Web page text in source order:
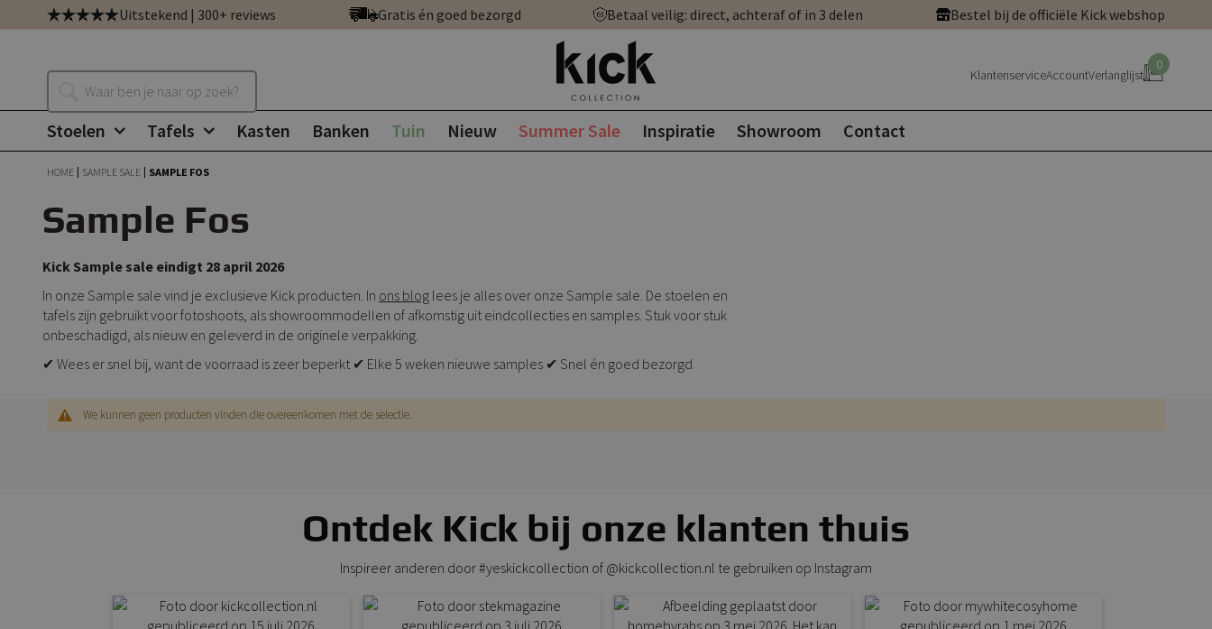
Ga
direct
naar
inhoud
Uitstekend | 300+ reviews Gratis én goed bezorgd Betaal veilig: direct, achteraf of in 3 delen Bestel bij de officiële Kick webshop
Zoeken
KlantenserviceAccountVerlanglijst
0
Stoelen Tafels Kasten Banken Tuin Nieuw Summer Sale Inspiratie Showroom Contact
HOME SAMPLE SALE SAMPLE FOS
Sample Fos
Kick Sample sale eindigt 28 april 2026
In onze Sample sale vind je exclusieve Kick producten. In ons blog lees je alles over onze Sample sale. De stoelen en
tafels zijn gebruikt voor fotoshoots, als showroommodellen of afkomstig uit eindcollecties en samples. Stuk voor stuk
onbeschadigd, als nieuw en geleverd in de originele verpakking.
✔ Wees er snel bij, want de voorraad is zeer beperkt ✔ Elke 5 weken nieuwe samples ✔ Snel én goed bezorgd
We kunnen geen producten vinden die overeenkomen met de selectie.
Ontdek Kick bij onze klanten thuis
Inspireer anderen door #yeskickcollection of @kickcollection.nl te gebruiken op Instagram